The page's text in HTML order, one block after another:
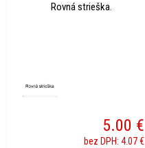
Rovná strieška.
5.00 €
bez DPH: 4.07 €